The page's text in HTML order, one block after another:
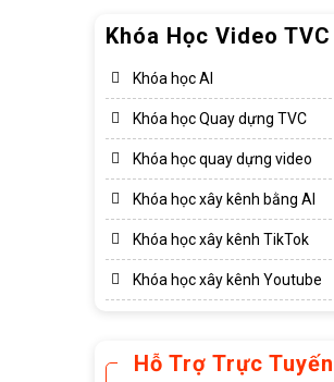
Khóa Học Video TVC
Khóa học AI
Khóa học Quay dựng TVC
Khóa học quay dựng video
Khóa học xây kênh bằng AI
Khóa học xây kênh TikTok
Khóa học xây kênh Youtube
Hỗ Trợ Trực Tuyến